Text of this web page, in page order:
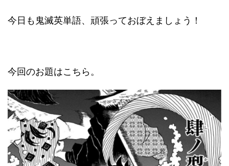
今日も鬼滅英単語、頑張っておぼえましょう！
今回のお題はこちら。